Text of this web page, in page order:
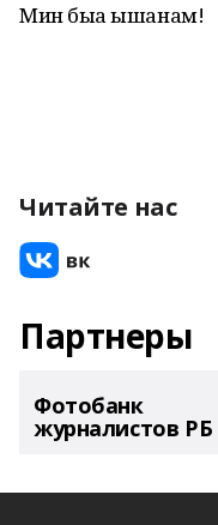
Мин быға ышанам!
Читайте нас
Партнеры
Фотобанк
журналистов РБ